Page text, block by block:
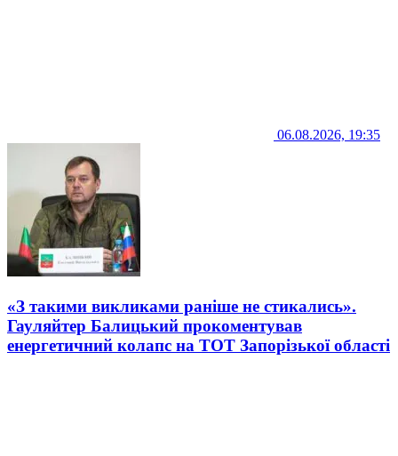
06.08.2026, 19:35
«З такими викликами раніше не стикались».
Гауляйтер Балицький прокоментував
енергетичний колапс на ТОТ Запорізької області